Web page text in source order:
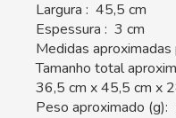
Largura : 45,5 cm
Espessura : 3 cm
Medidas
Tamanho total
36,5 cm x 45,5 cm x
Peso aproximado